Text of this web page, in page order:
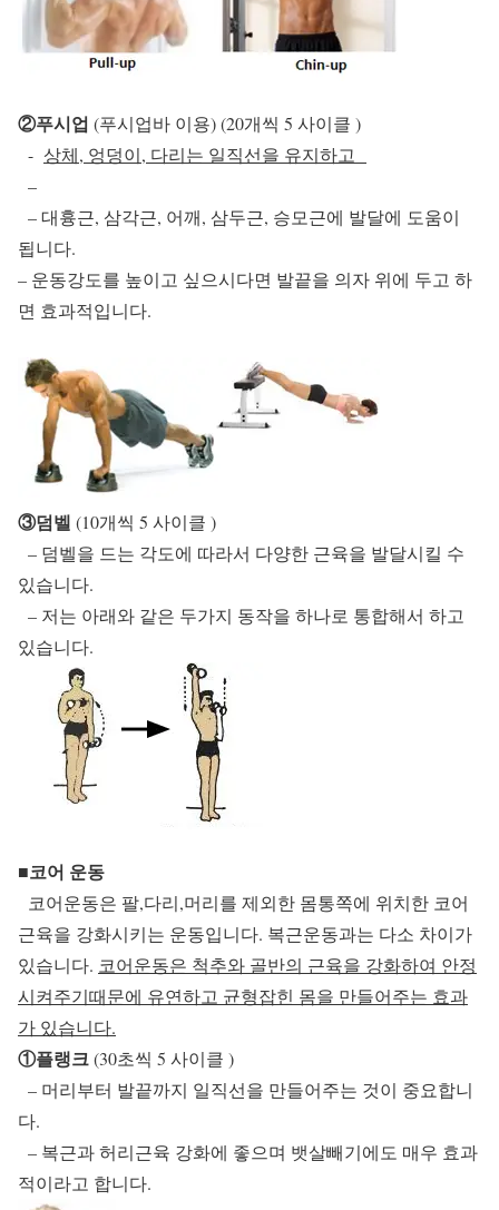
②푸시업 (푸시업바 이용) (20개씩 5 사이클 )
- 상체, 엉덩이, 다리는 일직선을 유지하고
–
– 대흉근, 삼각근, 어깨, 삼두근, 승모근에 발달에 도움이
됩니다.
– 운동강도를 높이고 싶으시다면 발끝을 의자 위에 두고 하
면 효과적입니다.
③덤벨 (10개씩 5 사이클 )
– 덤벨을 드는 각도에 따라서 다양한 근육을 발달시킬 수
있습니다.
– 저는 아래와 같은 두가지 동작을 하나로 통합해서 하고
있습니다.
■코어 운동
코어운동은 팔,다리,머리를 제외한 몸통쪽에 위치한 코어
근육을 강화시키는 운동입니다. 복근운동과는 다소 차이가
있습니다. 코어운동은 척추와 골반의 근육을 강화하여 안정
시켜주기때문에 유연하고 균형잡힌 몸을 만들어주는 효과
가 있습니다.
①플랭크(30초씩 5 사이클 )
– 머리부터 발끝까지 일직선을 만들어주는 것이 중요합니
다.
– 복근과 허리근육 강화에 좋으며 뱃살빼기에도 매우 효과
적이라고 합니다.